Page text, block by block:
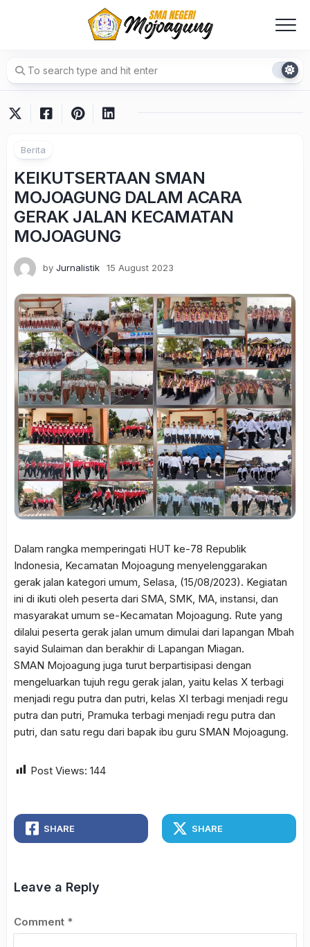
Berita
KEIKUTSERTAAN SMAN
MOJOAGUNG DALAM ACARA
GERAK JALAN KECAMATAN
MOJOAGUNG
by Jurnalistik 15 August 2023
Dalam rangka memperingati HUT ke-78 Republik
Indonesia, Kecamatan Mojoagung menyelenggarakan
gerak jalan kategori umum, Selasa, (15/08/2023). Kegiatan
ini di ikuti oleh peserta dari SMA, SMK, MA, instansi, dan
masyarakat umum se-Kecamatan Mojoagung. Rute yang
dilalui peserta gerak jalan umum dimulai dari lapangan Mbah
sayid Sulaiman dan berakhir di Lapangan Miagan.
SMAN Mojoagung juga turut berpartisipasi dengan
mengeluarkan tujuh regu gerak jalan, yaitu kelas X terbagi
menjadi regu putra dan putri, kelas XI terbagi menjadi regu
putra dan putri, Pramuka terbagi menjadi regu putra dan
putri, dan satu regu dari bapak ibu guru SMAN Mojoagung.
Post Views: 144
SHARE SHARE
Leave a Reply
Comment *